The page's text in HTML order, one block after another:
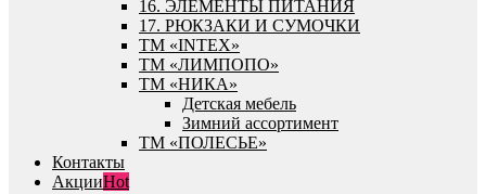
16. ЭЛЕМЕНТЫ ПИТАНИЯ
17. РЮКЗАКИ И СУМОЧКИ
ТМ «INTEX»
ТМ «ЛИМПОПО»
ТМ «НИКА»
Детская мебель
Зимний ассортимент
ТМ «ПОЛЕСЬЕ»
Контакты
АкцииHot